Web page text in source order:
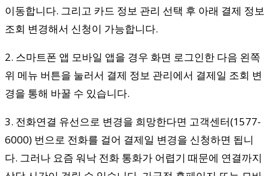
이동합니다. 그리고 카드 정보 관리 선택 후 아래 결제 정보
조회 변경해서 신청이 가능합니다.
2. 스마트폰 앱 모바일 앱을 경우 화면 로그인한 다음 왼쪽
위 메뉴 버튼을 눌러서 결제 정보 관리에서 결제일 조회 변
경을 통해 바꿀 수 있습니다.
3. 전화연결 유선으로 변경을 희망한다면 고객센터(1577-
6000) 번으로 전화를 걸어 결제일 변경을 신청하면 됩니
다. 그러나 요즘 워낙 전화 통화가 어렵기 때문에 연결까지